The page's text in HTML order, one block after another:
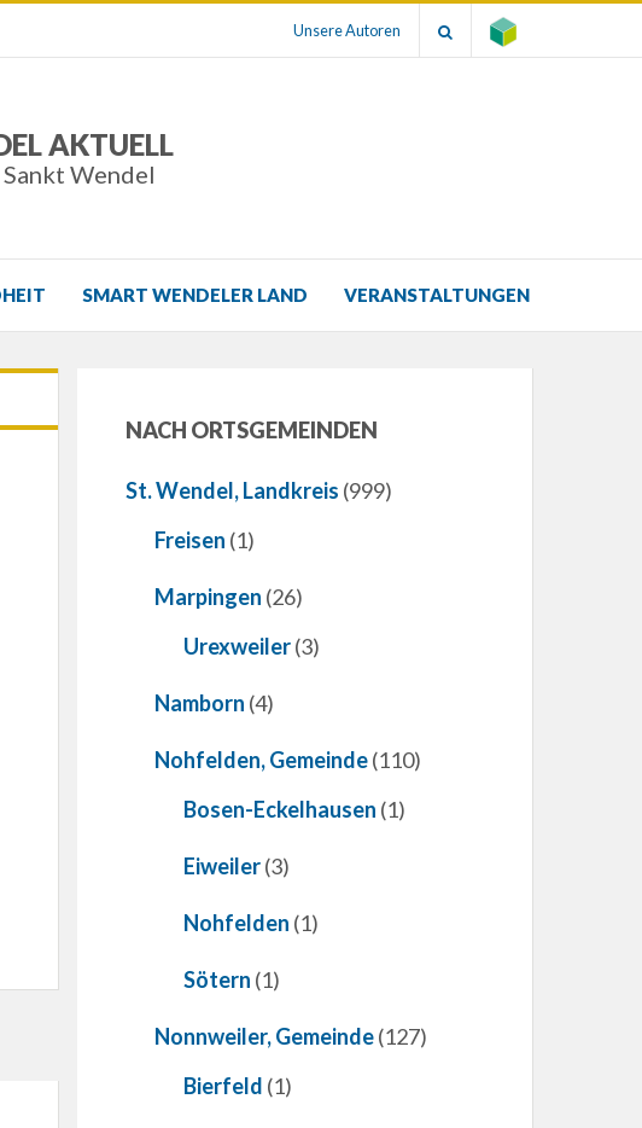
Unsere Autoren
AKTUELL
Wendel
SMART WENDELER LAND VERANSTALTUNGEN
NACH ORTSGEMEINDEN
St. Wendel, Landkreis (999)
Freisen (1)
Marpingen (26)
Urexweiler(3)
Namborn (4)
Nohfelden, Gemeinde(110)
Bosen-Eckelhausen (1)
Eiweiler(3)
Nohfelden (1)
Sötern (1)
Nonnweiler, Gemeinde(127)
Bierfeld (1)